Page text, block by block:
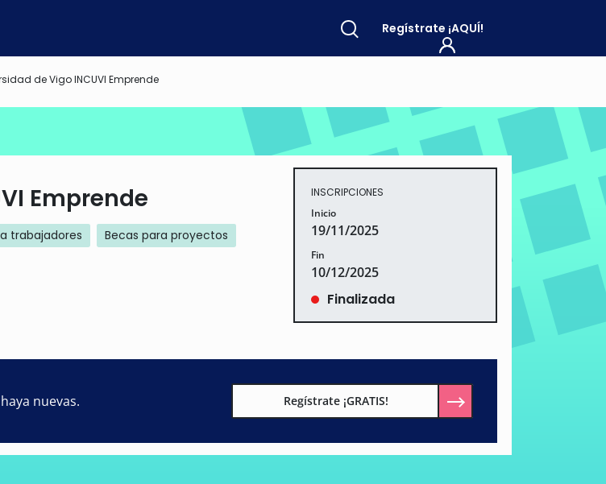
Regístrate ¡AQUÍ!
de Vigo INCUVI Emprende
Emprende
trabajadores
Becas para proyectos
INSCRIPCIONES
Inicio
19/11/2025
Fin
10/12/2025
Finalizada
nuevas. Regístrate ¡GRATIS!